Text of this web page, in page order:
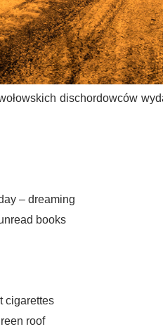
dischordowców
– dreaming
books
cigarettes
roof